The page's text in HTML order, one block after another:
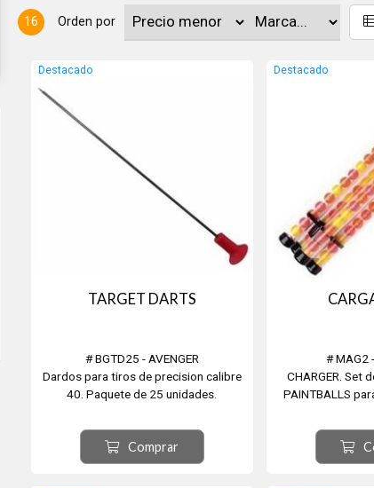
16 Orden por
Destacado
TARGET DARTS
# BGTD25 - AVENGER
Dardos para tiros de precision calibre
40. Paquete de 25 unidades.
Comprar
Destacado
# MAG2
CHARGER. Set
PAINTBALLS